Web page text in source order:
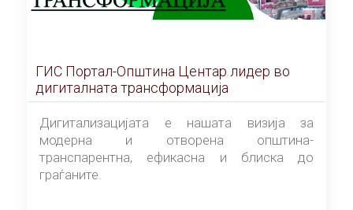
ГИС Портал-Општина Центар лидер во
дигиталната трансформација
Дигитализацијата е нашата визија за
модерна и отворена општина-
транспарентна, ефикасна и блиска до
граѓаните.